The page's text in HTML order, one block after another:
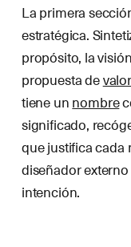
La primera
estratégica.
propósito, la
propuesta devalor
tiene unnombre
significado,
que justifica cada
diseñador
intención.